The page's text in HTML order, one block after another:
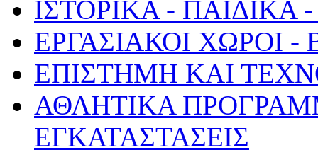
ΙΣΤΟΡΙΚΑ -
ΕΡΓΑΣΙΑΚΟΙ ΧΩΡΟΙ
ΕΠΙΣΤΗΜΗ ΚΑΙ
ΑΘΛΗΤΙΚΑ
ΕΓΚΑΤΑΣΤΑΣΕΙΣ